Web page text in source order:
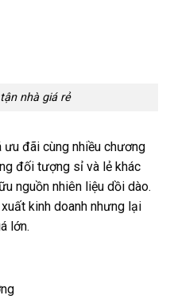
nhà giá rẻ
đãi cùng nhiều chương
đối tượng sỉ và lẻ khác
nguồn nhiên liệu dồi dào.
kinh doanh nhưng lại
lớn.